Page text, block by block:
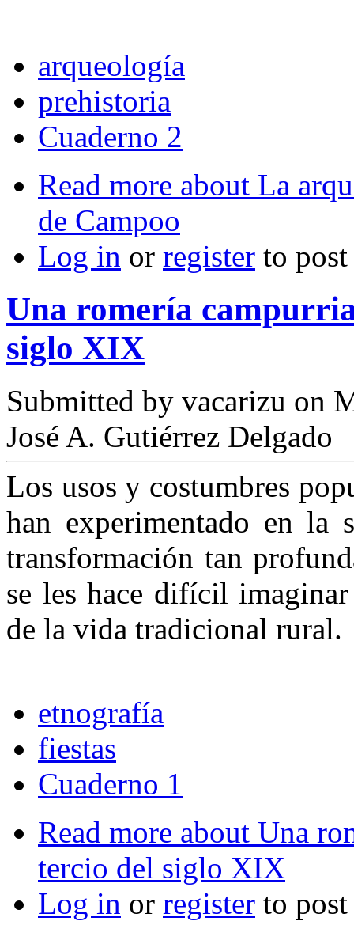
arqueología
prehistoria
Cuaderno 2
Read more about La
de Campoo
Log in or register to
Una romería
siglo XIX
Submitted by vacarizu on
José A. Gutiérrez Delgado
Los usos y costumbres
han experimentado en la
transformación tan
se les hace difícil imaginar
de la vida tradicional rural.
etnografía
fiestas
Cuaderno 1
Read more about Una
tercio del siglo XIX
Log in or register to